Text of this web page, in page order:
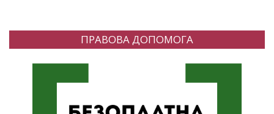
ПРАВОВА ДОПОМОГА